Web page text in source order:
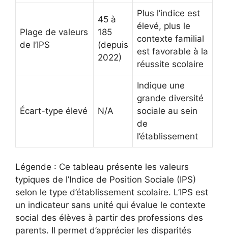
Plage de valeurs
de l’IPS
45 à
185
(depuis
2022)
Plus l’indice est
élevé, plus le
contexte familial
est favorable à la
réussite scolaire
Écart-type élevé N/A
Indique une
grande diversité
sociale au sein
de
l’établissement
Légende : Ce tableau présente les valeurs
typiques de l’Indice de Position Sociale (IPS)
selon le type d’établissement scolaire. L’IPS est
un indicateur sans unité qui évalue le contexte
social des élèves à partir des professions des
parents. Il permet d’apprécier les disparités